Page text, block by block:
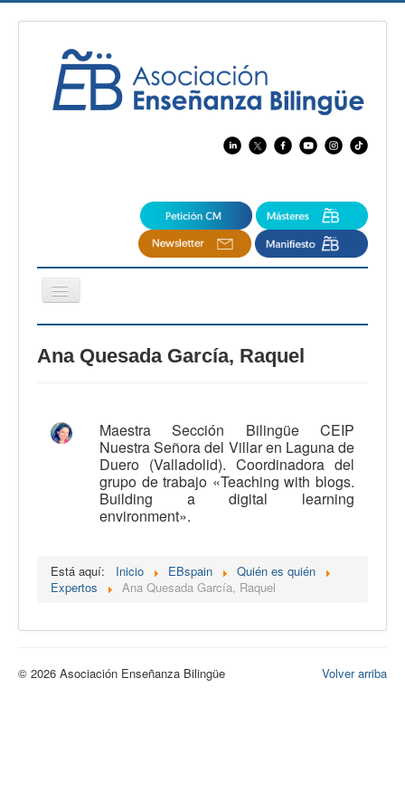
Cambiar
navegación
CertAcleB
Calidad
Artículos
Recursos
Observatorio EB
Contacto
Ana Quesada García, Raquel
Maestra Sección Bilingüe CEIP
Nuestra Señora del Villar en Laguna de
Duero (Valladolid). Coordinadora del
grupo de trabajo «Teaching with blogs.
Building a digital learning
environment».
Está aquí: Inicio EBspain
Quién es quién
Expertos
Ana Quesada García, Raquel
Volver arriba
© 2026 Asociación Enseñanza Bilingüe